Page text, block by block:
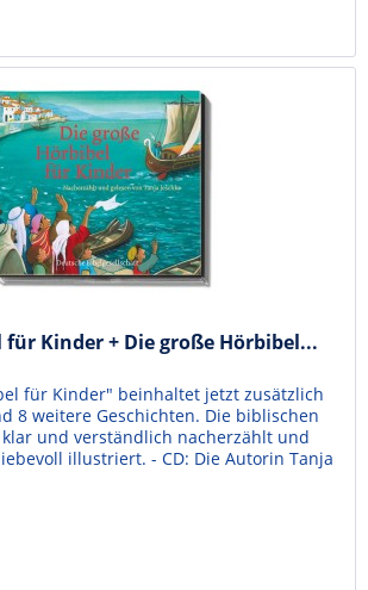
für Kinder + Die große Hörbibel...
für Kinder" beinhaltet jetzt zusätzlich
8 weitere Geschichten. Die biblischen
und verständlich nacherzählt und
illustriert. - CD: Die Autorin Tanja
Die...